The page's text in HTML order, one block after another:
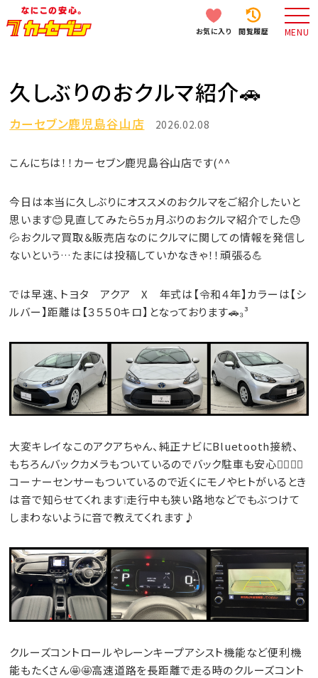
お気に入り 閲覧履歴 MENU
久しぶりのおクルマ紹介🚗
カーセブン鹿児島谷山店 2026.02.08
こんにちは！！カーセブン鹿児島谷山店です(^^
今日は本当に久しぶりにオススメのおクルマをご紹介したいと
思います😊見直してみたら５ヵ月ぶりのおクルマ紹介でした😓
💦おクルマ買取＆販売店なのにクルマに関しての情報を発信し
ないという…たまには投稿していかなきゃ！！頑張る💪
では早速、トヨタ アクア X 年式は【令和４年】カラーは【シ
ルバー】距離は【３５５０キロ】となっております🚗₃³
大変キレイなこのアクアちゃん、純正ナビにBluetooth接続、
もちろんバックカメラもついているのでバック駐車も安心😮‍💨😮‍💨
コーナーセンサーもついているので近くにモノやヒトがいるとき
は音で知らせてくれます❕走行中も狭い路地などでもぶつけて
しまわないように音で教えてくれます♪
クルーズコントロールやレーンキープアシスト機能など便利機
能もたくさん🤩🤩高速道路を長距離で走る時のクルーズコント